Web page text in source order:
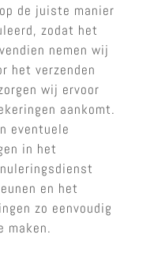
de juiste manier
zodat het
nemen wij
het verzenden
wij ervoor
aankomt.
eventuele
in het
en het
zo eenvoudig
maken.